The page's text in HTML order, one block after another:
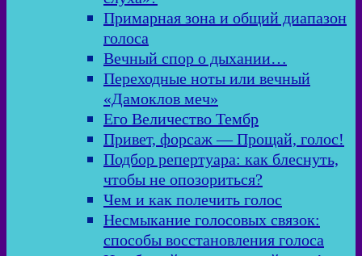
Примарная зона и общий диапазон
голоса
Вечный спор о дыхании…
Переходные ноты или вечный
«Дамоклов меч»
Его Величество Тембр
Привет, форсаж — Прощай, голос!
Подбор репертуара: как блеснуть,
чтобы не опозориться?
Чем и как полечить голос
Несмыкание голосовых связок:
способы восстановления голоса